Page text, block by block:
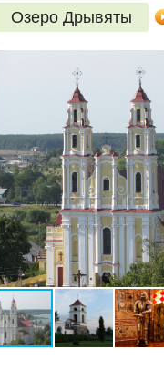
Озеро Дрывяты